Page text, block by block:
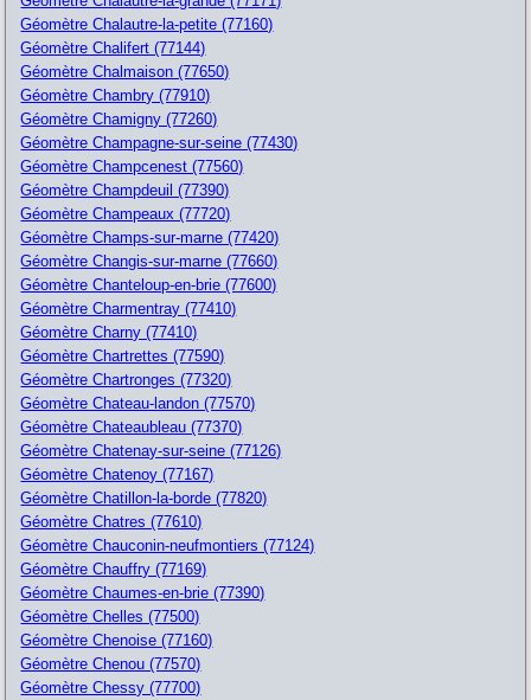
Géomètre Chalautre-la-petite (77160)
Géomètre Chalifert (77144)
Géomètre Chalmaison (77650)
Géomètre Chambry (77910)
Géomètre Chamigny (77260)
Géomètre Champagne-sur-seine (77430)
Géomètre Champcenest (77560)
Géomètre Champdeuil (77390)
Géomètre Champeaux (77720)
Géomètre Champs-sur-marne (77420)
Géomètre Changis-sur-marne (77660)
Géomètre Chanteloup-en-brie (77600)
Géomètre Charmentray (77410)
Géomètre Charny (77410)
Géomètre Chartrettes (77590)
Géomètre Chartronges (77320)
Géomètre Chateau-landon (77570)
Géomètre Chateaubleau (77370)
Géomètre Chatenay-sur-seine (77126)
Géomètre Chatenoy (77167)
Géomètre Chatillon-la-borde (77820)
Géomètre Chatres (77610)
Géomètre Chauconin-neufmontiers (77124)
Géomètre Chauffry (77169)
Géomètre Chaumes-en-brie (77390)
Géomètre Chelles (77500)
Géomètre Chenoise (77160)
Géomètre Chenou (77570)
Géomètre Chessy (77700)